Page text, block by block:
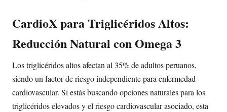
CardioX para Triglicéridos Altos:
Reducción Natural con Omega 3
Los triglicéridos altos afectan al 35% de adultos peruanos,
siendo un factor de riesgo independiente para enfermedad
cardiovascular. Si estás buscando opciones naturales para los
triglicéridos elevados y el riesgo cardiovascular asociado, esta